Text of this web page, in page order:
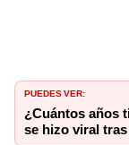
PUEDES VER:
¿Cuántos años
se hizo viral